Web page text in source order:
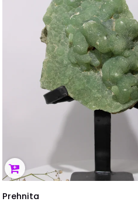
AGREGAR AL CARRITO
Prehnita
Prehnita